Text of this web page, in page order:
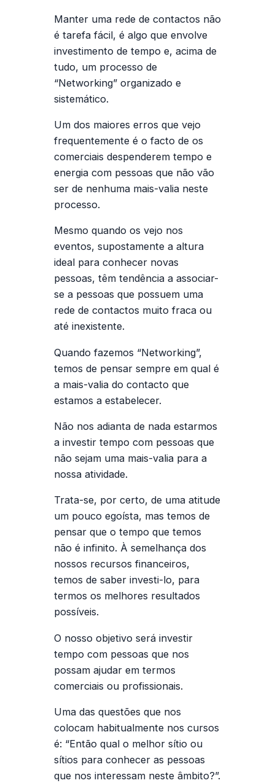
Manter uma rede de contactos não
é tarefa fácil, é algo que envolve
investimento de tempo e, acima de
tudo, um processo de
“Networking” organizado e
sistemático.
Um dos maiores erros que vejo
frequentemente é o facto de os
comerciais despenderem tempo e
energia com pessoas que não vão
ser de nenhuma mais-valia neste
processo.
Mesmo quando os vejo nos
eventos, supostamente a altura
ideal para conhecer novas
pessoas, têm tendência a associar-
se a pessoas que possuem uma
rede de contactos muito fraca ou
até inexistente.
Quando fazemos “Networking”,
temos de pensar sempre em qual é
a mais-valia do contacto que
estamos a estabelecer.
Não nos adianta de nada estarmos
a investir tempo com pessoas que
não sejam uma mais-valia para a
nossa atividade.
Trata-se, por certo, de uma atitude
um pouco egoísta, mas temos de
pensar que o tempo que temos
não é infinito. À semelhança dos
nossos recursos financeiros,
temos de saber investi-lo, para
termos os melhores resultados
possíveis.
O nosso objetivo será investir
tempo com pessoas que nos
possam ajudar em termos
comerciais ou profissionais.
Uma das questões que nos
colocam habitualmente nos cursos
é: “Então qual o melhor sítio ou
sítios para conhecer as pessoas
que nos interessam neste âmbito?”.